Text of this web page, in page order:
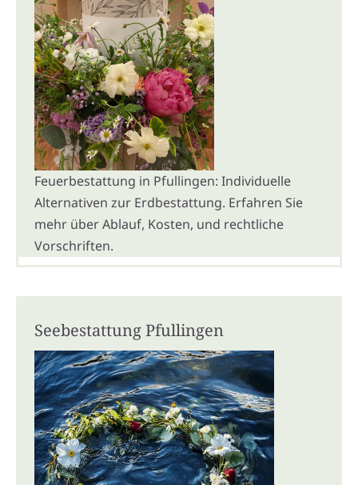
Feuerbestattung in Pfullingen: Individuelle
Alternativen zur Erdbestattung. Erfahren Sie
mehr über Ablauf, Kosten, und rechtliche
Vorschriften.
Seebestattung Pfullingen